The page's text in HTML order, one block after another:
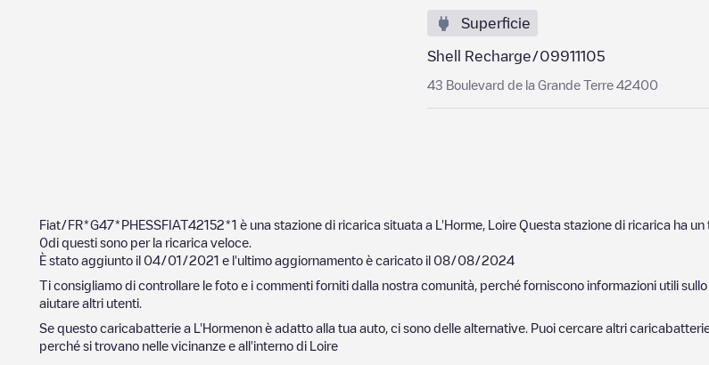
Superficie
Shell Recharge/09911105
43 Boulevard de la Grande Terre 42400
Fiat/FR*G47*PHESSFIAT42152*1 è una stazione di ricarica situata a L'Horme Loire Questa stazione di ricarica ha un
0di questi sono per la ricarica veloce.
È stato aggiunto il 04/01/2021 e l'ultimo aggiornamento è caricato il 08/08/2024
Ti consigliamo di controllare le foto e i commenti forniti dalla nostra comunità, perché forniscono informazioni utili
aiutare altri utenti.
Se questo caricabatterie a
L'Hormenon è adatto alla tua auto, ci sono delle alternative. Puoi cercare altri
perché si trovano nelle vicinanze e all'interno di
Loire